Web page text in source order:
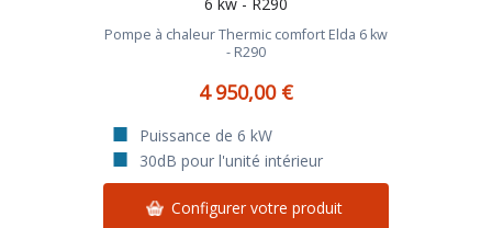
Pompe à chaleur Thermic comfort Elda 6 kw
- R290
4 950,00 €
Puissance de 6 kW
30dB pour l'unité intérieur
Configurer votre produit